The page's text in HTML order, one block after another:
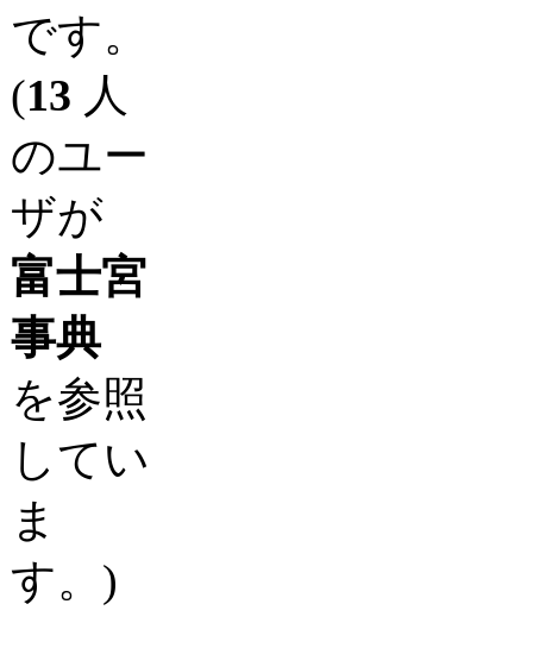
です。
(13 人
のユー
ザが
富士宮
事典
を参照
してい
ま
す。)